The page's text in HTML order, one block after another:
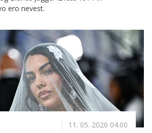
ero nevest.
11. 05. 2026 04.00